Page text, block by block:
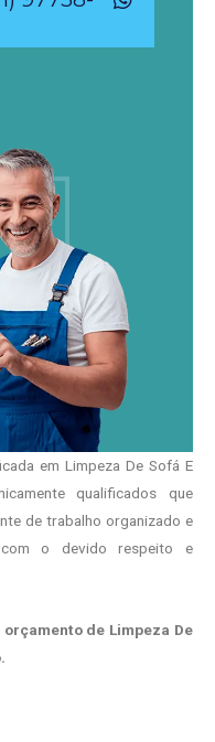
em Limpeza De Sofá E
qualificados que
de trabalho organizado e
o devido respeito e
de Limpeza De